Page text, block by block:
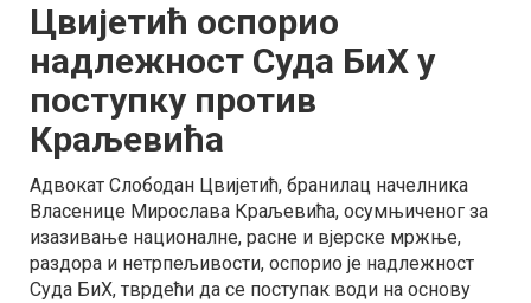
Цвијетић оспорио
надлежност Суда БиХ у
поступку против
Краљевића
Адвокат Слободан Цвијетић, бранилац начелника
Власенице Мирослава Краљевића, осумњиченог за
изазивање националне, расне и вјерске мржње,
раздора и нетрпељивости, оспорио је надлежност
Суда БиХ, тврдећи да се поступак води на основу